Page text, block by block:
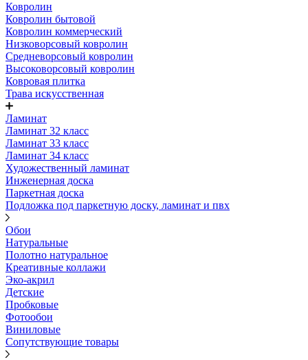
Ковролин
Ковролин бытовой
Ковролин коммерческий
Низковорсовый ковролин
Средневорсовый ковролин
Высоковорсовый ковролин
Ковровая плитка
Трава искусственная
Ламинат
Ламинат 32 класс
Ламинат 33 класс
Ламинат 34 класс
Художественный ламинат
Инженерная доска
Паркетная доска
Подложка под паркетную доску, ламинат и пвх
Обои
Натуральные
Полотно натуральное
Креативные коллажи
Эко-акрил
Детские
Пробковые
Фотообои
Виниловые
Сопутствующие товары